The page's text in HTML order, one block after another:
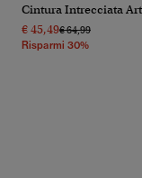
Cintura Intrecciata
€ 45,49Prezzo Ridotto Da
€ 64,99A
Risparmi 30%